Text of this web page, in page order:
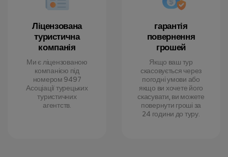
Ліцензована
туристична
компанія
Ми є ліцензованою
компанією під
номером 9497
Асоціації турецьких
туристичних
агентств.
гарантія
повернення
грошей
Якщо ваш тур
скасовується через
погодні умови або
якщо ви хочете його
скасувати, ви можете
повернути гроші за
24 години до туру.